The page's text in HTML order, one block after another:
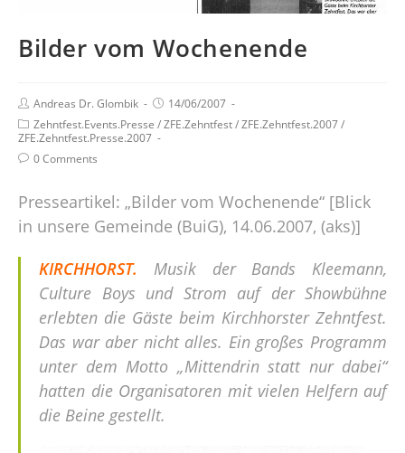
Bilder vom Wochenende
Andreas Dr. Glombik
14/06/2007
Zehntfest.Events.Presse /ZFE.Zehntfest/ZFE.Zehntfest.2007/
ZFE.Zehntfest.Presse.2007
0 Comments
Presseartikel: „Bilder vom Wochenende“ [Blick
in unsere Gemeinde (BuiG), 14.06.2007, (aks)]
KIRCHHORST. Musik der Bands Kleemann,
Culture Boys und Strom auf der Showbühne
erlebten die Gäste beim Kirchhorster Zehntfest.
Das war aber nicht alles. Ein großes Programm
unter dem Motto „Mittendrin statt nur dabei“
hatten die Organisatoren mit vielen Helfern auf
die Beine gestellt.